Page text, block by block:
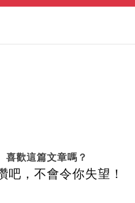
喜歡這篇文章嗎？
吧，不會令你失望！